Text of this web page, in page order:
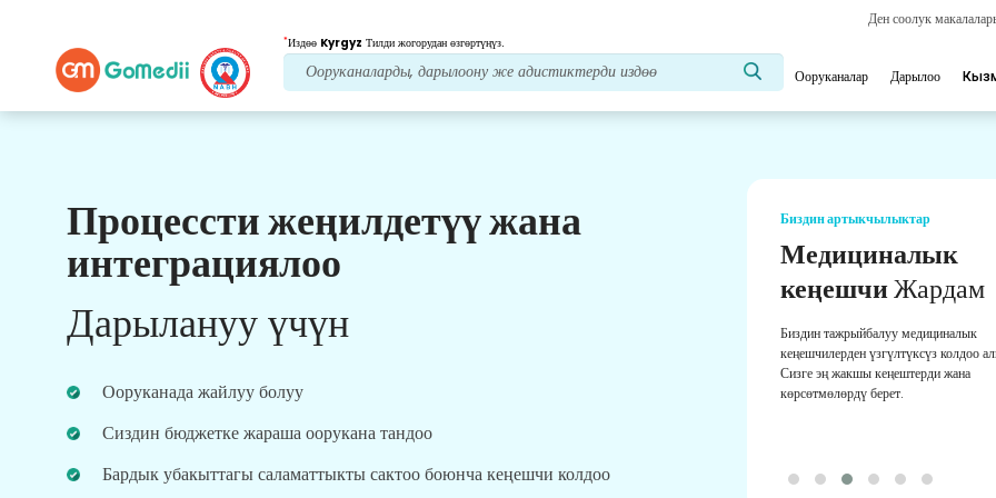
Ден соолук
*Издөө Kyrgyz Тилди жогорудан өзгөртүңүз.
Ооруканалар Дарылоо
Процессти жеңилдетүү жана
интеграциялоо
Дарылануу үчүн
Ооруканада жайлуу болуу
Сиздин бюджетке жараша оорукана тандоо
Бардык убакыттагы саламаттыкты сактоо боюнча кеңешчи колдоо
Биздин артыкчылыктар
Пост дарылоокам
көрүү
Ар дайым көйгөйлөрүңүздү чечүү үчүн биздин
дарылоо муктаждыктарыңыз боюнча
Биздин артыкчылыктар
Медициналык
кеңешчиЖардам
Биздин тажрыйбалуу медициналык
кеңешчилерден үзгүлтүксүз колдоо
Сизге эң жакшы кеңештерди жана
көрсөтмөлөрдү берет.